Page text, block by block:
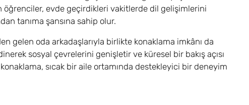
öğrenciler, evde geçirdikleri vakitlerde dil gelişimlerini
tanıma şansına sahip olur.
gelen oda arkadaşlarıyla birlikte konaklama imkânı da
sosyal çevrelerini genişletir ve küresel bir bakış açısı
sıcak bir aile ortamında destekleyici bir deneyim